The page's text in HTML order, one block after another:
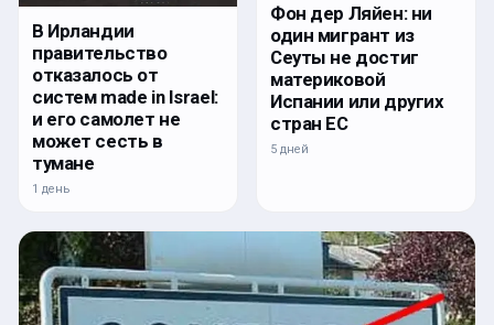
В Ирландии
правительство
отказалось от
систем made in Israel:
и его самолет не
может сесть в
тумане
1 день
Фон дер Ляйен: ни
один мигрант из
Сеуты не достиг
материковой
Испании или других
стран ЕС
5 дней